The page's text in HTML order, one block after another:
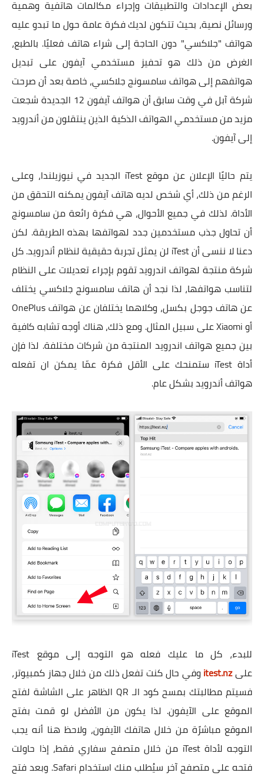
بعض الإعدادات والتطبيقات وإجراء مكالمات هاتفية وهمية
ورسائل نصية، بحيث تتكون لديك فكرة عامة حول ما تبدو عليه
هواتف "جلاكسي" دون الحاجة إلى شراء هاتف فعليًا. بالطبع،
الغرض من ذلك هو تحفيز مستخدمي آيفون على تبديل
هواتفهم إلى هواتف سامسونج جلاكسي، خاصة بعد أن صرحت
شركة آبل في وقت سابق أن هواتف آيفون 12 الجديدة شجعت
مزيد من مستخدمي الهواتف الذكية الذين ينتقلون من أندرويد
إلى آيفون.
يتم حاليًا الإعلان عن موقع iTest الجديد في نيوزيلندا، وعلى
الرغم من ذلك، أي شخص لديه هاتف آيفون يمكنه التحقق من
الأداة. لذلك في جميع الأحوال، هي فكرة رائعة من سامسونج
أن تحاول جذب مستخدمين جدد لهواتفها بهذه الطريقة. لكن
دعنا لا ننسى أن iTest لن يمثل تجربة حقيقية لنظام أندرويد. كل
شركة منتجة لهواتف اندرويد تقوم بإجراء تعديلات على النظام
لتناسب هواتفها، لذا نجد أن هاتف سامسونج جلاكسي يختلف
عن هاتف جوجل بكسل، وكلاهما يختلفان عن هواتف OnePlus
أو Xiaomi على سبيل المثال. ومع ذلك، هناك أوجه تشابه كافية
بين جميع هواتف اندرويد المنتجة من شركات مختلفة. لذا فإن
أداة iTest ستمنحك على الأقل فكرة عمّا يمكن ان تفعله
هواتف أندرويد بشكل عام.
للبدء، كل ما عليك فعله هو التوجه إلى موقع iTest
علىitest.nzوفي حال كنت تفعل ذلك من خلال جهاز كمبيوتر،
فسيتم مطالبتك بمسح كود الـ QR الظاهر على الشاشة لفتح
الموقع على الآيفون. لذا يكون من الأفضل لو قمت بفتح
الموقع مباشرًة من خلال هاتفك الآيفون، ولاحظ هنا أنه يجب
التوجه لأداة iTest من خلال متصفح سفاري فقط، إذا حاولت
فتحه على متصفح آخر سيُطلب منك استخدام Safari. وبعد فتح